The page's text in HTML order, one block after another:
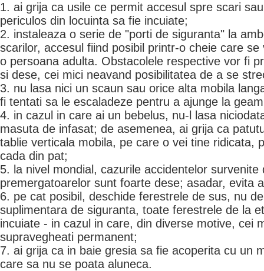
1. ai grija ca usile ce permit accesul spre scari
periculos din locuinta sa fie incuiate;
2. instaleaza o serie de "porti de siguranta" la
scarilor, accesul fiind posibil printr-o cheie care
o persoana adulta. Obstacolele respective vor fi
si dese, cei mici neavand posibilitatea de a se
3. nu lasa nici un scaun sau orice alta mobila
fi tentati sa le escaladeze pentru a ajunge la
4. in cazul in care ai un bebelus, nu-l lasa
masuta de infasat; de asemenea, ai grija ca
tablie verticala mobila, pe care o vei tine ridicata,
cada din pat;
5. la nivel mondial, cazurile accidentelor survenite
premergatoarelor sunt foarte dese; asadar, evita
6. pe cat posibil, deschide ferestrele de sus, nu
suplimentara de siguranta, toate ferestrele de la
incuiate - in cazul in care, din diverse motive, cei
supravegheati permanent;
7. ai grija ca in baie gresia sa fie acoperita cu un
care sa nu se poata aluneca.